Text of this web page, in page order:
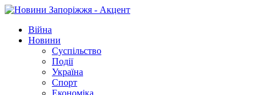
Війна
Новини
Суспільство
Події
Україна
Спорт
Економіка